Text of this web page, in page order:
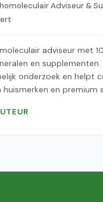
Adviseur &
adviseur met
en supplementen.
onderzoek en helpt
huismerken en premium